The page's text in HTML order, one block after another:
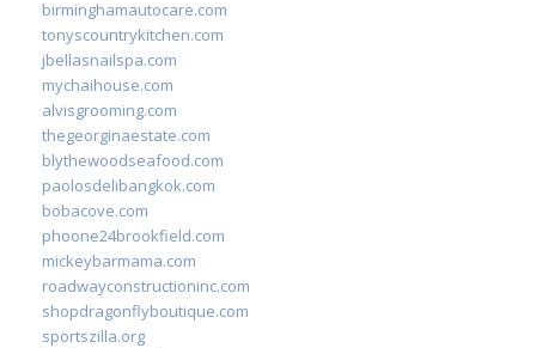
birminghamautocare.com
tonyscountrykitchen.com
jbellasnailspa.com
mychaihouse.com
alvisgrooming.com
thegeorginaestate.com
blythewoodseafood.com
paolosdelibangkok.com
bobacove.com
phoone24brookfield.com
mickeybarmama.com
roadwayconstructioninc.com
shopdragonflyboutique.com
sportszilla.org